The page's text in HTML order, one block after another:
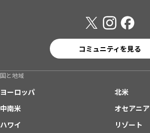
コミュニティを見る
国と地域
ヨーロッパ
北米
中南米
オセアニア
ハワイ
リゾート